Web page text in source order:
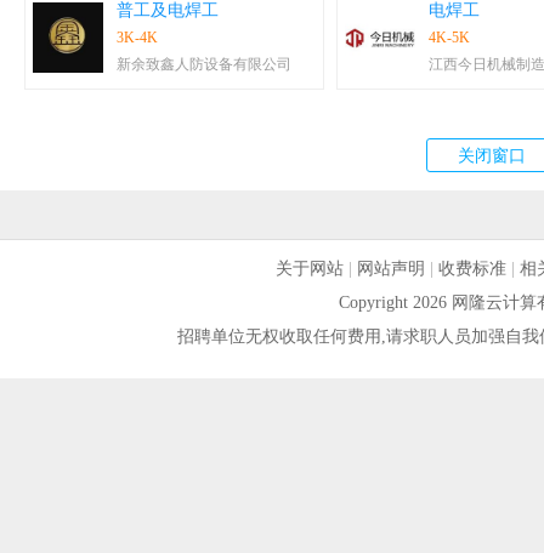
普工及电焊工
3K-4K
新余致鑫人防设备有限公司
电焊工
4K-5K
江西今日机械制
关于网站 网站声明 |收费标准 |相
Copyright 2026 网隆云计
招聘单位无权收取任何费用,请求职人员加强自